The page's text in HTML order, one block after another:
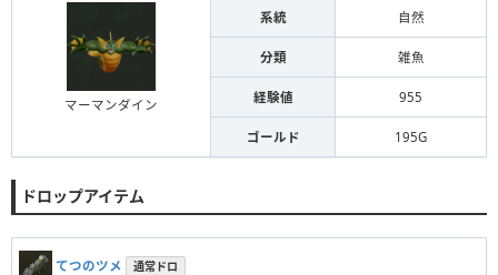
マーマンダイン
系統 自然
分類 雑魚
経験値 955
ゴールド 195G
ドロップアイテム
てつのツメ 通常ドロ